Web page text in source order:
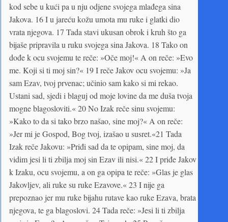
kod sebe u kući pa u nju odjene svojega mlađega sina
Jakova. 16 I u jareću kožu umota mu ruke i glatki dio
vrata njegova. 17 Tada stavi ukusan obrok i kruh što ga
bijaše pripravila u ruku svojega sina Jakova. 18 Tako on
dođe k ocu svojemu te reče: »Oče moj!« A on reče: »Evo
me. Koji si ti moj sin?« 19 I reče Jakov ocu svojemu: »Ja
sam Ezav, tvoj prvenac; učinio sam kako si mi rekao.
Ustani sad, sjedi i blaguj od moje lovine da me duša tvoja
mogne blagosloviti.« 20 No Izak reče sinu svojemu:
»Kako to da si tako brzo našao, sine moj?« A on reče:
»Jer mi je Gospod, Bog tvoj, izašao u susret.«21 Tada
Izak reče Jakovu: »Priđi sad da te opipam, sine moj, da
vidim jesi li ti zbilja moj sin Ezav ili nisi.« 22 I priđe Jakov
k Izaku, ocu svojemu, a on ga opipa te reče: »Glas je glas
Jakovljev, ali ruke su ruke Ezavove.« 23 I nije ga
prepoznao jer mu ruke bijahu rutave kao ruke Ezava, brata
njegova, te ga blagoslovi. 24 Tada reče: »Jesi li ti zbilja